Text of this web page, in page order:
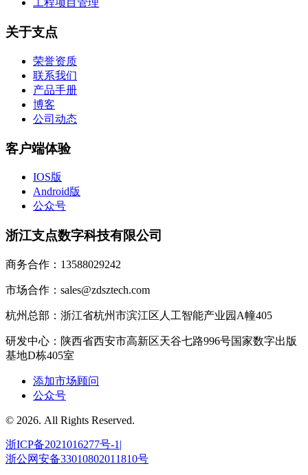
工程项目管理
关于支点
荣誉资质
联系我们
产品手册
博客
公司动态
客户端体验
IOS版
Android版
公众号
浙江支点数字科技有限公司
商务合作：13588029242
市场合作：sales@zdsztech.com
杭州总部：浙江省杭州市滨江区人工智能产业园A幢405
研发中心：陕西省西安市高新区天谷七路996号国家数字出版
基地D栋405室
添加市场顾问
公众号
© 2026. All Rights Reserved.
浙ICP备2021016277号-1|
浙公网安备33010802011810号